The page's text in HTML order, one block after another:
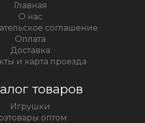
Главная
О нас
соглашение
Оплата
Доставка
и карта проезда
товаров
Игрушки
оптом